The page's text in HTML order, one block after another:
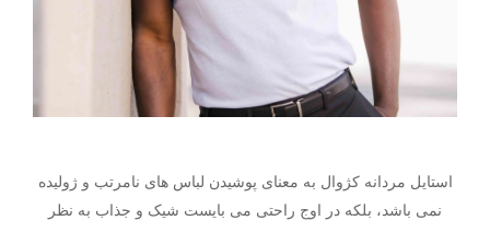
استایل مردانه کژوال به معنای پوشیدن لباس های نامرتب و ژولیده
نمی باشد، بلکه در اوج راحتی می بایست شیک و جذاب به نظر